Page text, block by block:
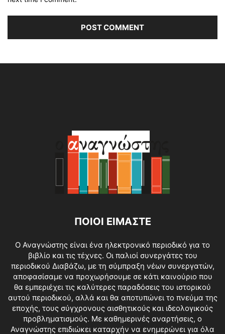
ΠΟΙΟΙ ΕΙΜΑΣΤΕ
O Αναγνώστης είναι ένα ηλεκτρονικό περιοδικό για το
βιβλίο και τις τέχνες. Οι παλιοί συνεργάτες του
περιοδικού Διαβάζω, με τη σύμπραξη νέων συνεργατών,
αποφασίσαμε να προχωρήσουμε σε κάτι καινούριο που
θα εμπεριέχει τις καλύτερες παραδόσεις του ιστορικού
αυτού περιοδικού, αλλά και θα αποτυπώνει το πνεύμα της
εποχής, τους σύγχρονους αισθητικούς και ιδεολογικούς
προβληματισμούς. Με καθημερινές αναρτήσεις, ο
Αναγνώστης επιδιώκει καταρχήν να ενημερώνει για όλα